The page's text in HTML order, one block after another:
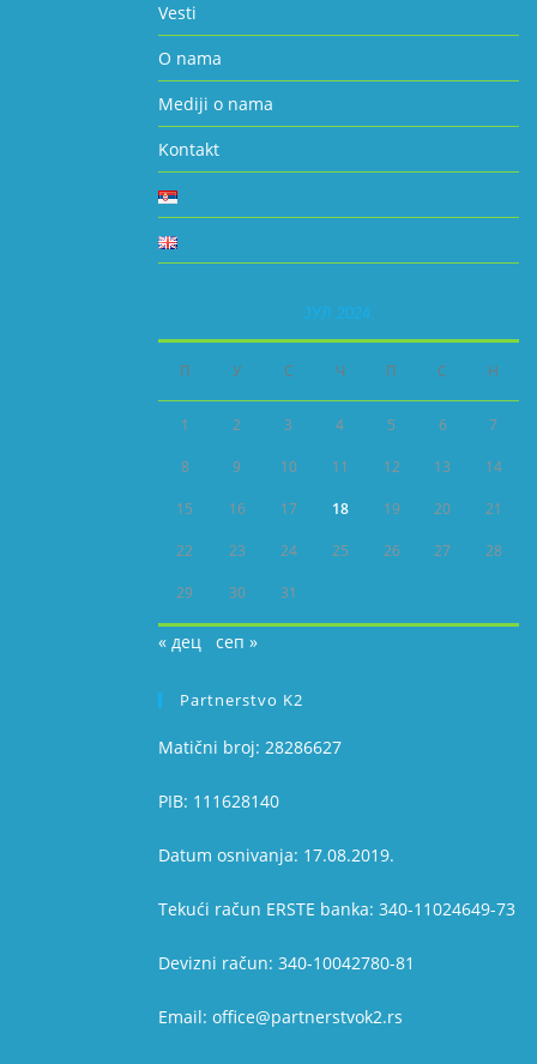
Vesti
O nama
Mediji o nama
Kontakt
ЈУЛ 2024.
П У С Ч П С Н
1 2 3 4 5 6 7
8 9 10 11 12 13 14
15 16 17 18 19 20 21
22 23 24 25 26 27 28
29 30 31
« дец сеп »
Partnerstvo K2
Matični broj: 28286627
PIB: 111628140
Datum osnivanja: 17.08.2019.
Tekući račun ERSTE banka: 340-11024649-73
Devizni račun: 340-10042780-81
Email: office@partnerstvok2.rs